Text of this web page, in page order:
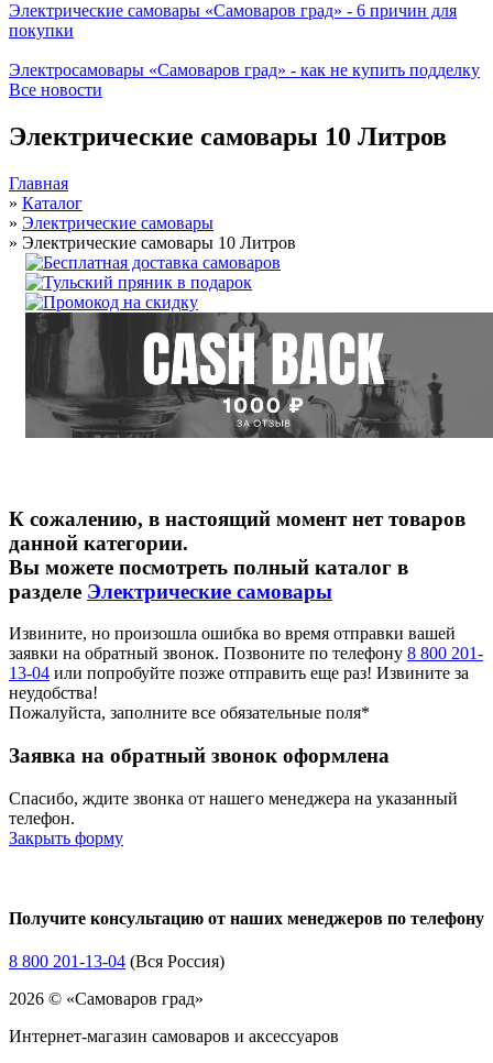
Электрические самовары «Самоваров град» - 6 причин для
покупки
Электросамовары «Самоваров град» - как не купить подделку
Все новости
Электрические самовары 10 Литров
Главная
» Каталог
» Электрические самовары
» Электрические самовары 10 Литров
2 литра
3 литра
4 литра
5 литров
10 литров
45 литров
90 - 100 литров
Нержавейка
Латунь
Самовары термопоты
В наборе
Медный
Серебряный
Жостово
Хохлома
Свернуть категории
К сожалению, в настоящий момент нет товаров
данной категории.
Вы можете посмотреть полный каталог в
разделе Электрические самовары
Извините, но произошла ошибка во время отправки вашей
заявки на обратный звонок. Позвоните по телефону 8 800 201-
13-04 или попробуйте позже отправить еще раз! Извините за
неудобства!
Пожалуйста, заполните все обязательные поля*
Заявка на обратный звонок оформлена
Спасибо, ждите звонка от нашего менеджера на указанный
телефон.
Закрыть форму
Получите консультацию от наших менеджеров по телефону
8 800 201-13-04 (Вся Россия)
2026 © «Самоваров град»
Интернет-магазин самоваров и аксессуаров